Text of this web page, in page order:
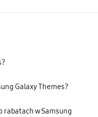
Galaxy Themes?
w Samsung